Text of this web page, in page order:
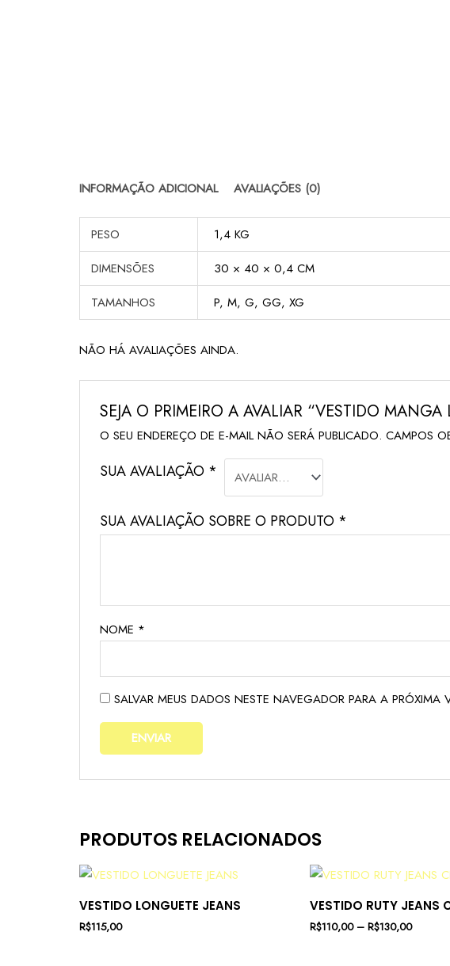
INFORMAÇÃO ADICIONAL AVALIAÇÕES (0)
PESO
1,4 KG
DIMENSÕES
30 × 40 × 0,4 CM
TAMANHOS
P, M, G, GG, XG
NÃO HÁ AVALIAÇÕES AINDA.
SEJA O PRIMEIRO A AVALIAR “VESTIDO
O SEU ENDEREÇO DE E-MAIL NÃO SERÁ PUBLICADO. CAMPOS
SUA AVALIAÇÃO *
SUA AVALIAÇÃO SOBRE O PRODUTO *
NOME *
SALVAR MEUS DADOS NESTE NAVEGADOR PARA A PRÓXIMA
PRODUTOS RELACIONADOS
VESTIDO LONGUETE JEANS
R$115,00
VESTIDO RUTY JEANS
R$110,00 – R$130,00